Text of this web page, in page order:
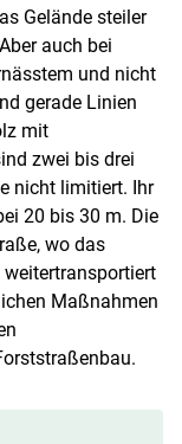
Gelände steiler
auch bei
und nicht
gerade Linien
mit
zwei bis drei
nicht limitiert. Ihr
20 bis 30 m. Die
wo das
Maßnahmen